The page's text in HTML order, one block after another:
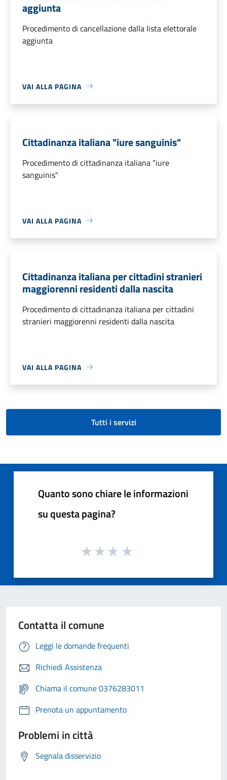
aggiunta
Procedimento di cancellazione dalla lista elettorale
aggiunta
VAI ALLA PAGINA
Cittadinanza italiana "iure sanguinis"
Procedimento di cittadinanza italiana "iure
sanguinis"
VAI ALLA PAGINA
Cittadinanza italiana per cittadini stranieri
maggiorenni residenti dalla nascita
Procedimento di cittadinanza italiana per cittadini
stranieri maggiorenni residenti dalla nascita
VAI ALLA PAGINA
Tutti i servizi
Quanto sono chiare le informazioni
su questa pagina?
Contatta il comune
Leggi le domande frequenti
Richiedi Assistenza
Chiama il comune 0376283011
Prenota un appuntamento
Problemi in città
Segnala disservizio